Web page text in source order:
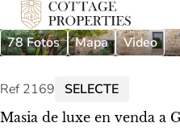
78 Fotos
Mapa Video
Ref 2169 SELECTE
Masia de luxe en venda a